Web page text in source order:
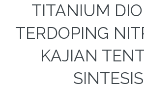
TITANIUM
TERDOPING
KAJIAN